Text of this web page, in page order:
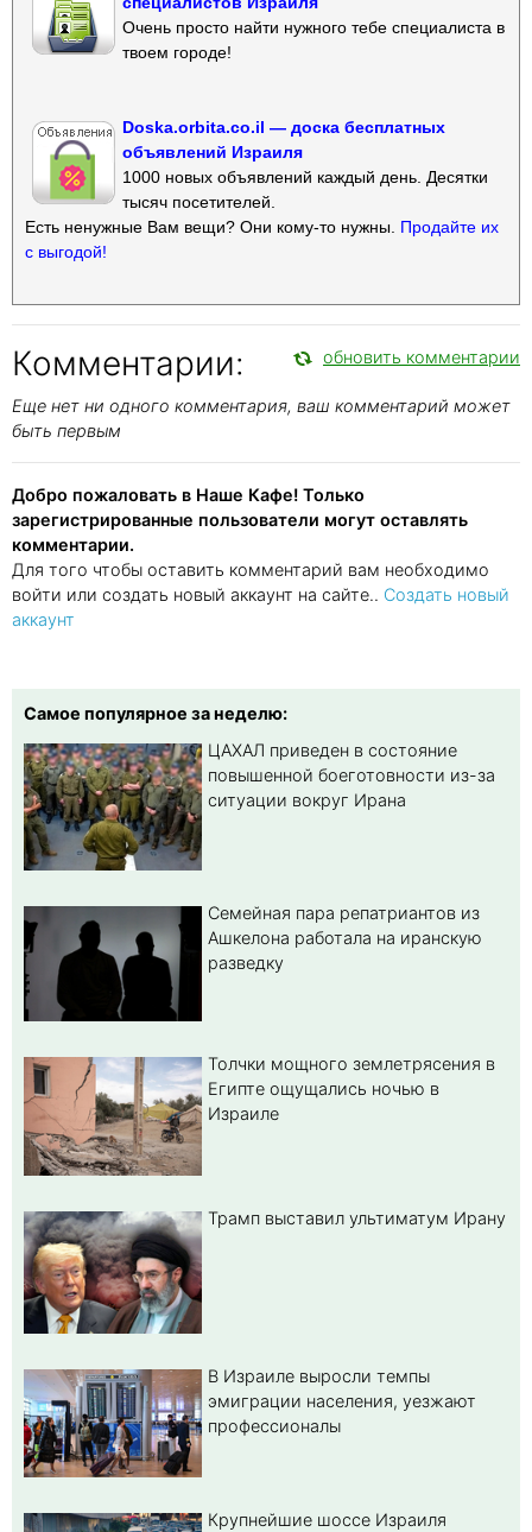
Очень просто найти нужного тебе специалиста в
твоем городе!
Doska.orbita.co.il — доска бесплатных
объявлений Израиля
1000 новых объявлений каждый день. Десятки
тысяч посетителей.
Есть ненужные Вам вещи? Они кому-то нужны. Продайте их
с выгодой!
Комментарии: обновить комментарии
Еще нет ни одного комментария, ваш комментарий может
быть первым
Добро пожаловать в Наше Кафе! Только
зарегистрированные пользователи могут оставлять
комментарии.
Для того чтобы оставить комментарий вам необходимо
войти или создать новый аккаунт на сайте.. Создать новый
аккаунт
Самое популярное за неделю:
ЦАХАЛ приведен в состояние
повышенной боеготовности из-за
ситуации вокруг Ирана
Семейная пара репатриантов из
Ашкелона работала на иранскую
разведку
Толчки мощного землетрясения в
Египте ощущались ночью в
Израиле
Трамп выставил ультиматум Ирану
В Израиле выросли темпы
эмиграции населения, уезжают
профессионалы
Крупнейшие шоссе Израиля